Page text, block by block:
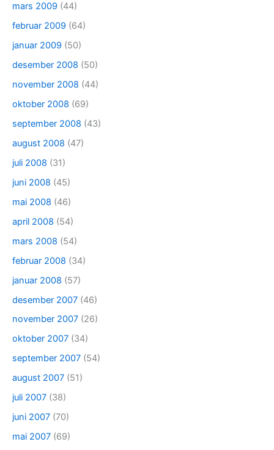
mars 2009 (44)
februar 2009 (64)
januar 2009 (50)
desember 2008 (50)
november 2008 (44)
oktober 2008 (69)
september 2008 (43)
august 2008 (47)
juli 2008 (31)
juni 2008 (45)
mai 2008 (46)
april 2008 (54)
mars 2008 (54)
februar 2008 (34)
januar 2008 (57)
desember 2007 (46)
november 2007 (26)
oktober 2007 (34)
september 2007 (54)
august 2007 (51)
juli 2007 (38)
juni 2007 (70)
mai 2007 (69)